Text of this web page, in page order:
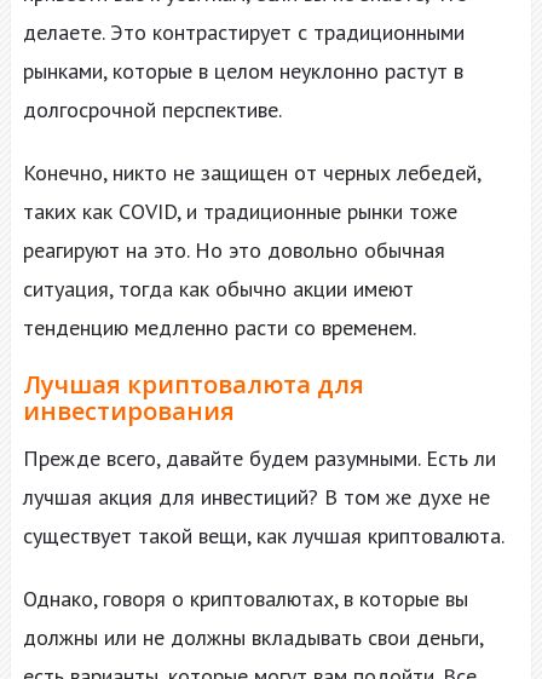
делаете. Это контрастирует с традиционными
рынками, которые в целом неуклонно растут в
долгосрочной перспективе.
Конечно, никто не защищен от черных лебедей,
таких как COVID, и традиционные рынки тоже
реагируют на это. Но это довольно обычная
ситуация, тогда как обычно акции имеют
тенденцию медленно расти со временем.
Лучшая криптовалюта для
инвестирования
Прежде всего, давайте будем разумными. Есть ли
лучшая акция для инвестиций? В том же духе не
существует такой вещи, как лучшая криптовалюта.
Однако, говоря о криптовалютах, в которые вы
должны или не должны вкладывать свои деньги,